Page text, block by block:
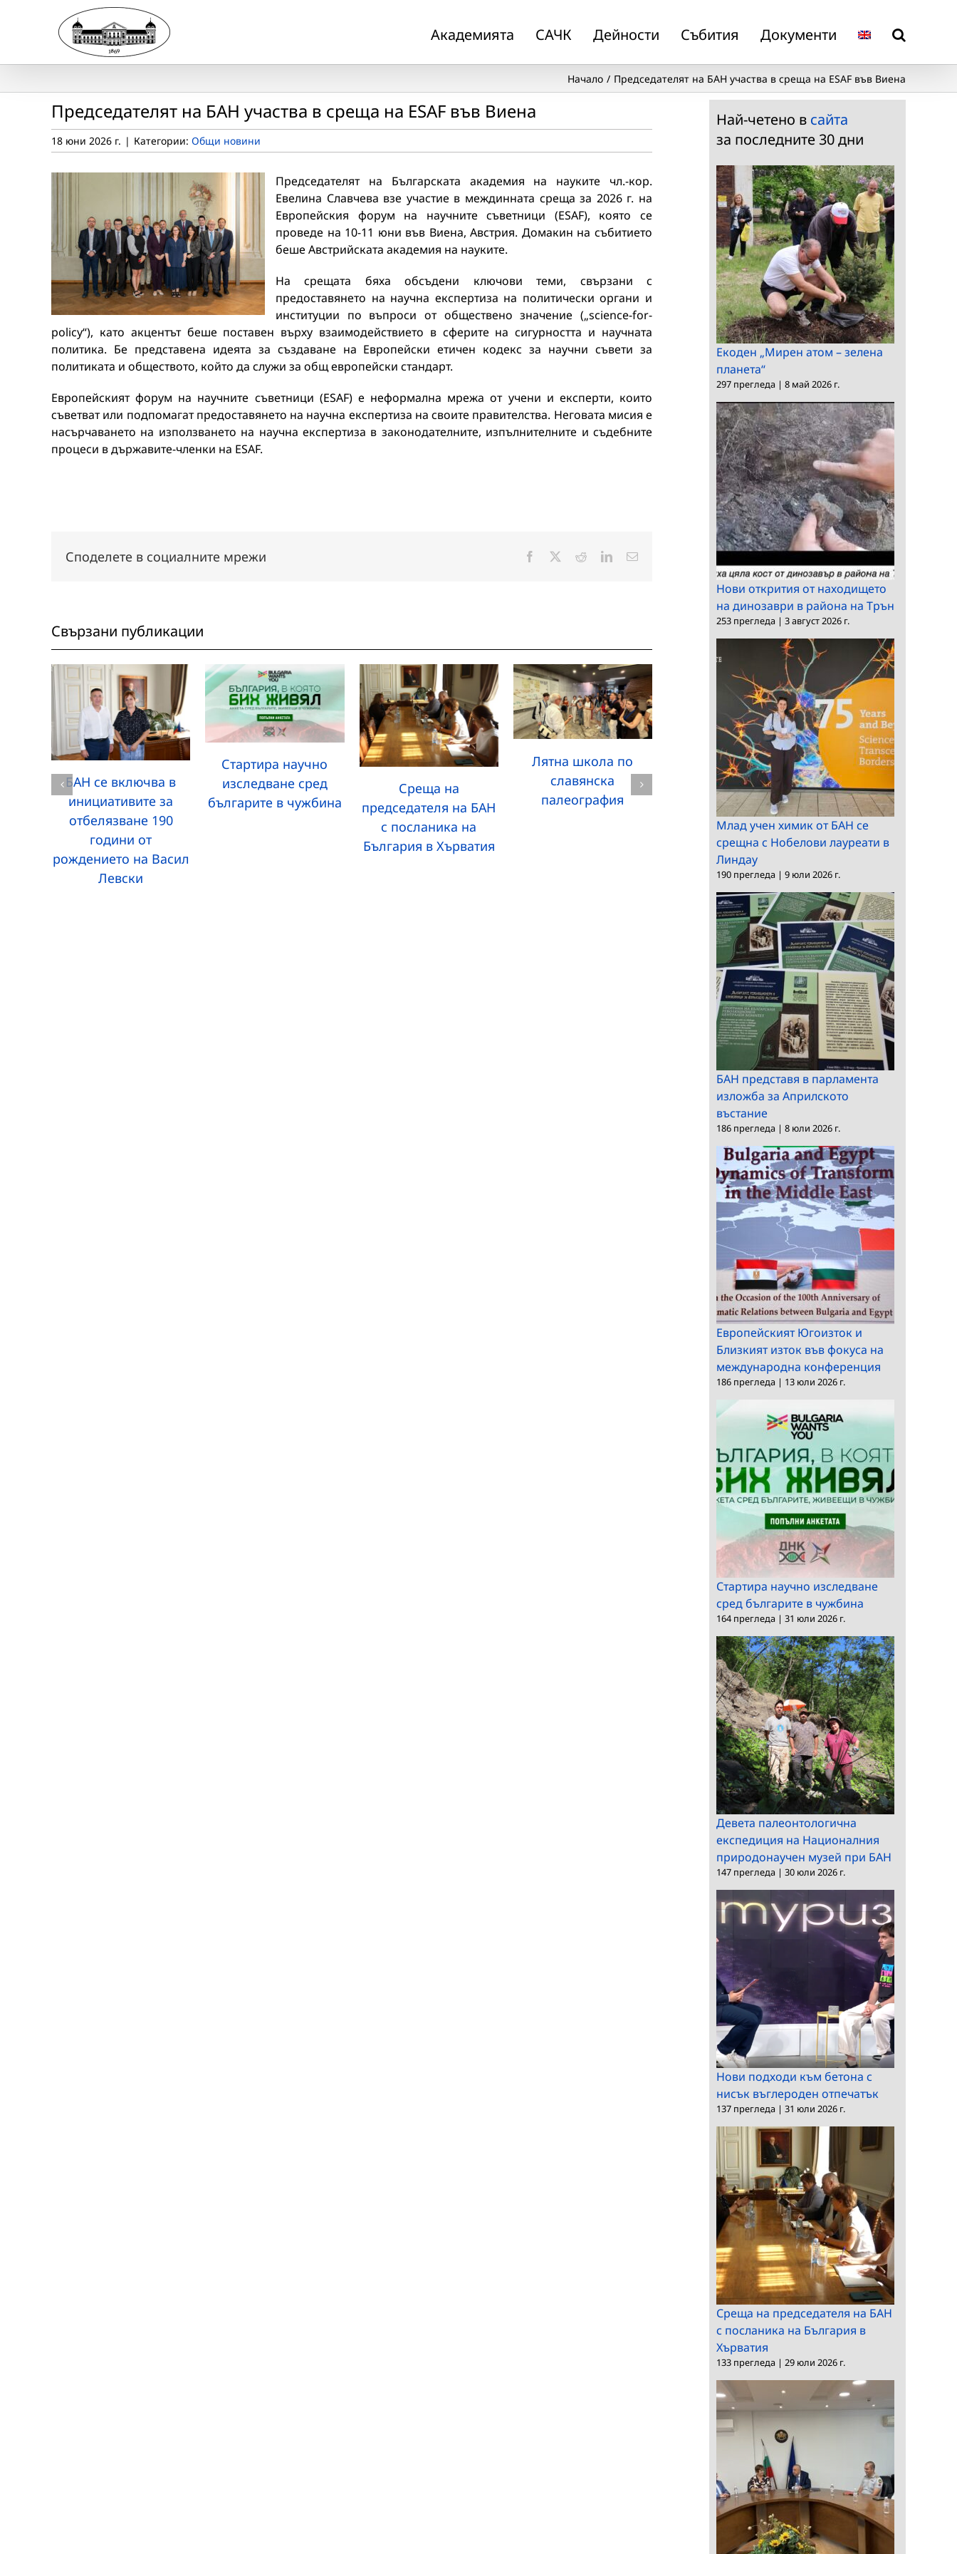
Академията САЧК Дейности Събития Документи
Начало Председателят на БАН участва в среща на ESAF във Виена
Председателят на БАН участва в среща на ESAF във Виена
18 юни 2026 г. | Категории: Общи новини
Председателят на Българската академия на науките чл.-кор.
Евелина Славчева взе участие в междинната среща за 2026 г. на
Европейския форум на научните съветници (ESAF), която се
проведе на 10-11 юни във Виена, Австрия. Домакин на събитието
беше Австрийската академия на науките.
На срещата бяха обсъдени ключови теми, свързани с
предоставянето на научна експертиза на политически органи и
институции по въпроси от обществено значение („science-for-
policy“), като акцентът беше поставен върху взаимодействието в сферите на сигурността и научната
политика. Бе представена идеята за създаване на Европейски етичен кодекс за научни съвети за
политиката и обществото, който да служи за общ европейски стандарт.
Европейският форум на научните съветници (ESAF) е неформална мрежа от учени и експерти, които
съветват или подпомагат предоставянето на научна експертиза на своите правителства. Неговата мисия е
насърчаването на използването на научна експертиза в законодателните, изпълнителните и съдебните
процеси в държавите-членки на ESAF.
Споделете в социалните мрежи Facebook RedditLinkedInЕлектронна
Свързани публикации
БАН се включва в
инициативите за
отбелязване 190
години от
рождението на Васил
Левски
Стартира научно
изследване сред
българите в чужбина
Среща на
председателя на БАН
с посланика на
България в Хърватия
Лятна школа по
славянска
палеография
Среща на
председателя на БАН
с посланика на
България в Словакия
Конкурс за професор
в ИМИ
Най-четено в сайта
за последните 30 дни
Екоден „Мирен атом – зелена
планета“
297 прегледа | 8 май 2026 г.
Нови открития от находището
на динозаври в района на Трън
253 прегледа | 3 август 2026 г.
Млад учен химик от БАН се
срещна с Нобелови лауреати в
Линдау
190 прегледа | 9 юли 2026 г.
БАН представя в парламента
изложба за Априлското
въстание
186 прегледа | 8 юли 2026 г.
Европейският Югоизток и
Близкият изток във фокуса на
международна конференция
186 прегледа | 13 юли 2026 г.
Стартира научно изследване
сред българите в чужбина
164 прегледа | 31 юли 2026 г.
Девета палеонтологична
експедиция на Националния
природонаучен музей при БАН
147 прегледа | 30 юли 2026 г.
Нови подходи към бетона с
нисък въглероден отпечатък
137 прегледа | 31 юли 2026 г.
Среща на председателя на БАН
с посланика на България в
Хърватия
133 прегледа | 29 юли 2026 г.